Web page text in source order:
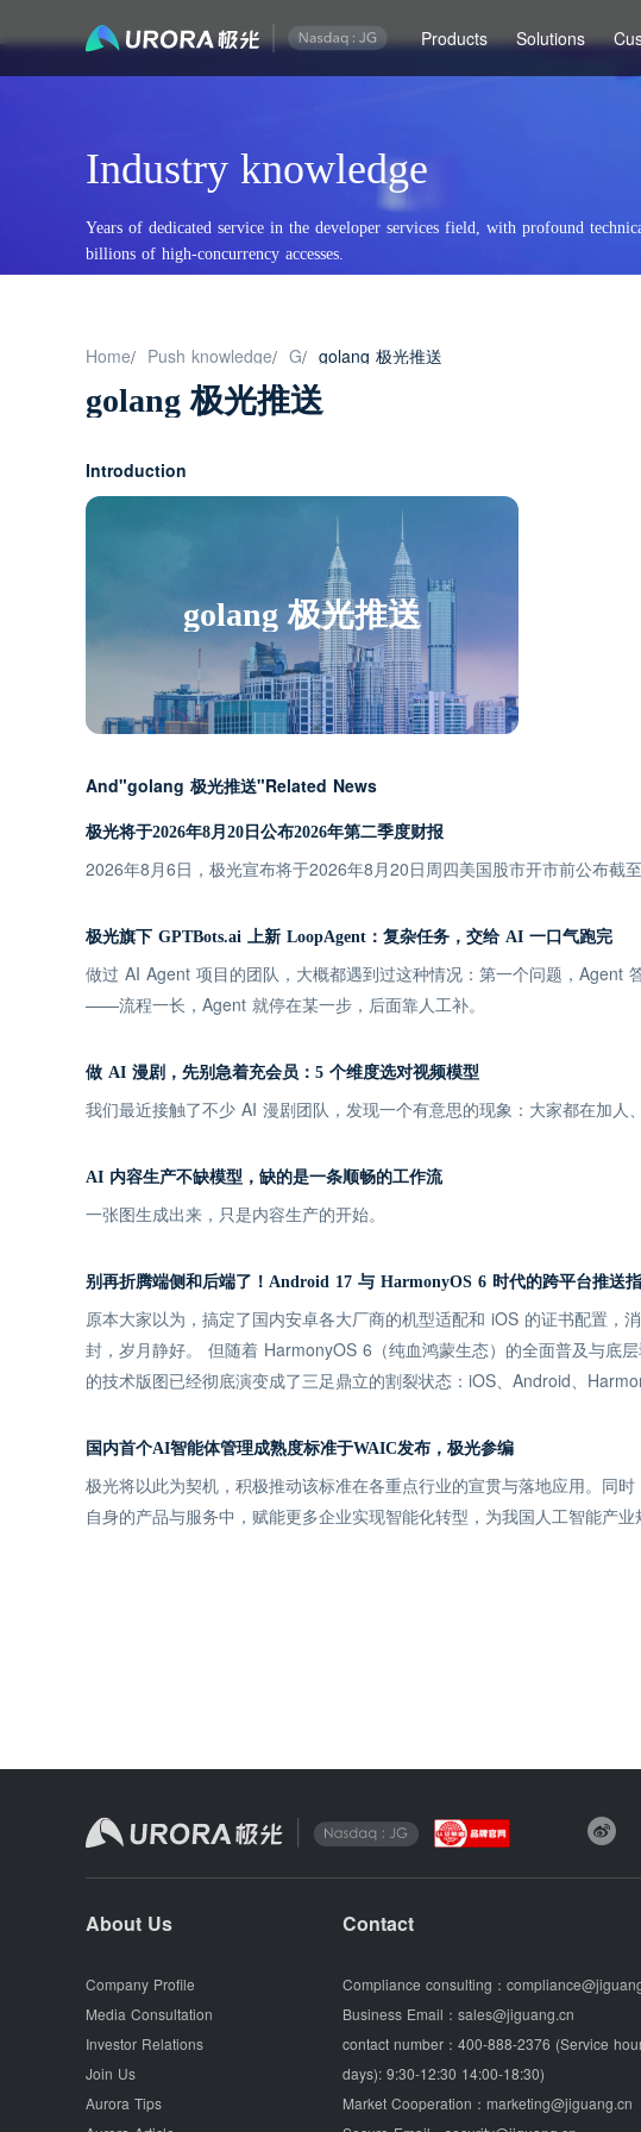
Products Solutions
Industry knowledge
Years of dedicated service in the developer services field, with profound
billions of high-concurrency accesses.
Home/ Push knowledge/ G/ golang 极光推送
golang 极光推送
Introduction
golang 极光推送
And"golang 极光推送"Related News
极光将于2026年8月20日公布2026年第二季度财报
2026年8月6日，极光宣布将于2026年8月20日周四美国股市开市前公布截
极光旗下 GPTBots.ai 上新 LoopAgent：复杂任务，交给 AI 一口气跑完
做过 AI Agent 项目的团队，大概都遇到过这种情况：第一个问题，Agent
——流程一长，Agent 就停在某一步，后面靠人工补。
做 AI 漫剧，先别急着充会员：5 个维度选对视频模型
我们最近接触了不少 AI 漫剧团队，发现一个有意思的现象：大家都在加人
AI 内容生产不缺模型，缺的是一条顺畅的工作流
一张图生成出来，只是内容生产的开始。
别再折腾端侧和后端了！Android 17 与 HarmonyOS 6 时代的跨平台推送
原本大家以为，搞定了国内安卓各大厂商的机型适配和 iOS 的证书配置，
封，岁月静好。 但随着 HarmonyOS 6（纯血鸿蒙生态）的全面普及与底
的技术版图已经彻底演变成了三足鼎立的割裂状态：iOS、Android、
国内首个AI智能体管理成熟度标准于WAIC发布，极光参编
极光将以此为契机，积极推动该标准在各重点行业的宣贯与落地应用。同
自身的产品与服务中，赋能更多企业实现智能化转型，为我国人工智能产
About Us
Company Profile
Media Consultation
Investor Relations
Join Us
Aurora Tips
Contact
Compliance consulting：
Business Email： sales@jiguang.cn
contact number： 400-888-2376 (Service
days): 9:30-12:30 14:00-18:30)
Market Cooperation： marketing@jiguang.cn